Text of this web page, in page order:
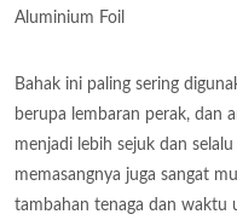
Aluminium Foil
Bahak ini paling sering
berupa lembaran perak, dan
menjadi lebih sejuk dan
memasangnya juga sangat
tambahan tenaga dan waktu